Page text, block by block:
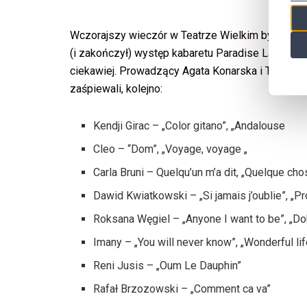
Wczorajszy wieczór w Teatrze Wielkim był
(i zakończył) występ kabaretu Paradise Latin w
ciekawiej. Prowadzący Agata Konarska i
zaśpiewali, kolejno:
Kendji Girac – „Color gitano”, „Andalouse
Cleo – “Dom”, „Voyage, voyage „
Carla Bruni – Quelqu’un m’a dit, „Quelque
Dawid Kwiatkowski – „Si jamais j’oublie”,
Roksana Węgiel – „Anyone I want to be”,
Imany – „You will never know”, „Wonderful
Reni Jusis – „Oum Le Dauphin”
Rafał Brzozowski – „Comment ca va”